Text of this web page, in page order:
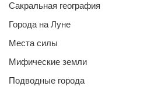
Сакральная география
Города на Луне
Места силы
Мифические земли
Подводные города